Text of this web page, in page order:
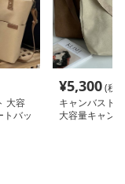
大容
トバッ
¥5,300(税
キャンバスト
大容量キャン